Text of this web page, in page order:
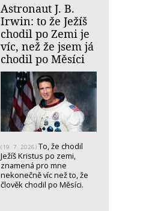
Astronaut J. B.
Irwin: to že Ježíš
chodil po Zemi je
víc, než že jsem já
chodil po Měsíci
(19. 7. 2026) To, že chodil
Ježíš Kristus po zemi,
znamená pro mne
nekonečně víc než to, že
člověk chodil po Měsíci.